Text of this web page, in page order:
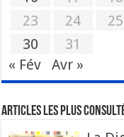
23
24 25
30
31
« Fév
Avr »
Articles les plus